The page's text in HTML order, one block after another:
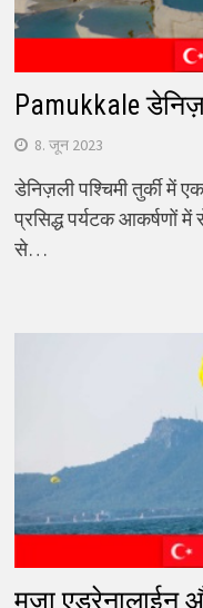
Pamukkale
8. जून 2023
डेनिज़ली पश्चिमी तुर्की में
प्रसिद्ध पर्यटक आकर्षणों
से…
मज़ा एड्रेनालाईन